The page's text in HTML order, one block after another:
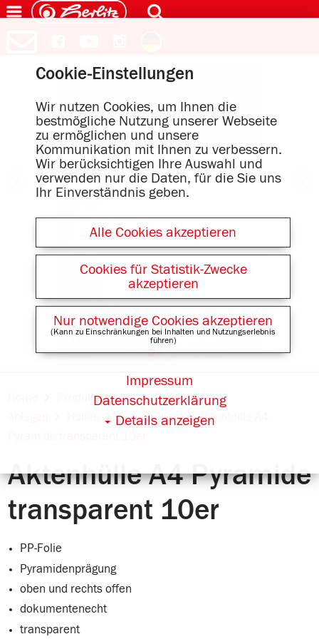
Produktkatalog
Ordnen &
Aktenhüllen
Aktenhülle A4
Aktenhülle A4 Pyramide
transparent 10er
PP-Folie
Pyramidenprägung
oben und rechts offen
dokumentenecht
transparent
Cookie-Einstellungen
Wir nutzen Cookies, um Ihnen die
bestmögliche Nutzung unserer Webseite
zu ermöglichen und unsere
Kommunikation mit Ihnen zu verbessern.
Wir berücksichtigen Ihre Auswahl und
verwenden nur die Daten, für die Sie uns
Ihr Einverständnis geben.
Alle Cookies akzeptieren
Cookies für Statistik-Zwecke
akzeptieren
Nur notwendige Cookies akzeptieren
(Kann zu Einschränkungen bei Inhalten und Nutzungserlebnis
führen)
Details anzeigen
Datenschutzerklärung
Impressum